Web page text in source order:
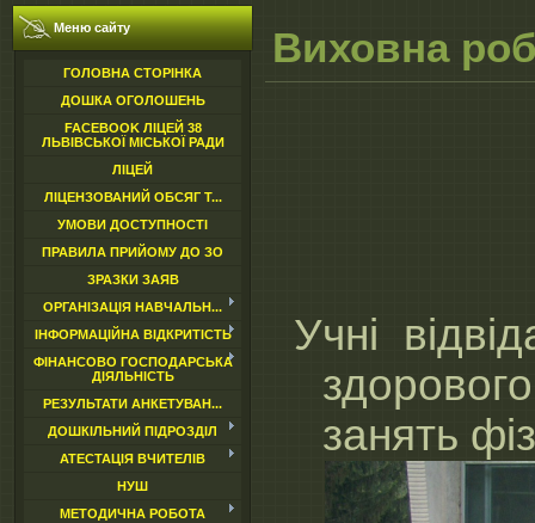
Меню сайту
ГОЛОВНА СТОРІНКА
ДОШКА ОГОЛОШЕНЬ
FACEBOOK ЛІЦЕЙ 38
ЛЬВІВСЬКОЇ МІСЬКОЇ РАДИ
ЛІЦЕЙ
ЛІЦЕНЗОВАНИЙ ОБСЯГ Т...
УМОВИ ДОСТУПНОСТІ
ПРАВИЛА ПРИЙОМУ ДО ЗО
ЗРАЗКИ ЗАЯВ
ОРГАНІЗАЦІЯ НАВЧАЛЬН...
ІНФОРМАЦІЙНА ВІДКРИТІСТЬ
ФІНАНСОВО ГОСПОДАРСЬКА
ДІЯЛЬНІСТЬ
РЕЗУЛЬТАТИ АНКЕТУВАН...
ДОШКІЛЬНИЙ ПІДРОЗДІЛ
АТЕСТАЦІЯ ВЧИТЕЛІВ
НУШ
МЕТОДИЧНА РОБОТА
Виховна
Учні
занять